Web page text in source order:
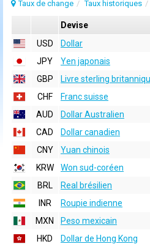
Taux de change Taux historiques
Devise
USD
Dollar
JPY
Yen japonais
GBP
Livre sterling
CHF
Franc suisse
AUD
Dollar Australien
CAD
Dollar canadien
CNY
Yuan chinois
KRW
Won sud-coréen
BRL
Real brésilien
INR
Roupie indienne
MXN
Peso mexicain
HKD
Dollar de Hong Kong